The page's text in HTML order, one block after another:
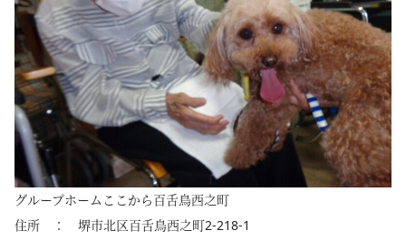
グループホームここから百舌鳥西之町
住所 ： 堺市北区百舌鳥西之町2-218-1